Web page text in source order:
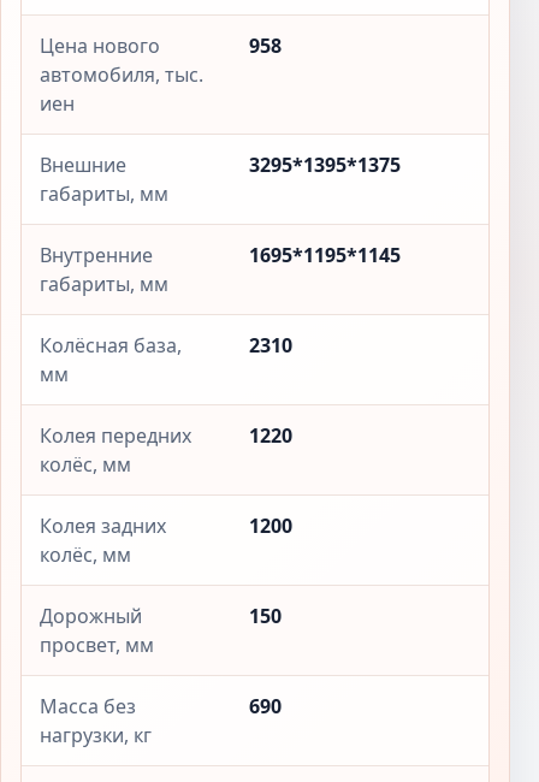
Цена нового
автомобиля, тыс.
иен
958
Внешние
габариты, мм
3295*1395*1375
Внутренние
габариты, мм
1695*1195*1145
Колёсная база,
мм
2310
Колея передних
колёс, мм
1220
Колея задних
колёс, мм
1200
Дорожный
просвет, мм
150
Масса без
нагрузки, кг
690